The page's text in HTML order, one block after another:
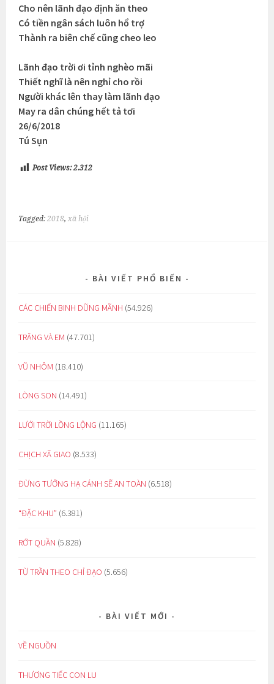
Cho nên lãnh đạo định ăn theo
Có tiền ngân sách luôn hổ trợ
Thành ra biên chế cũng cheo leo
Lãnh đạo trời ơi tỉnh nghèo mãi
Thiết nghĩ là nên nghỉ cho rồi
Người khác lên thay làm lãnh đạo
May ra dân chúng hết tả tơi
26/6/2018
Tú Sụn
Post Views: 2.312
Tagged:2018, xã hội
BÀI VIẾT PHỔ BIẾN
CÁC CHIẾN BINH DŨNG MÃNH (54.926)
TRĂNG VÀ EM (47.701)
VŨ NHÔM (18.410)
LÒNG SON (14.491)
LƯỚI TRỜI LỒNG LỘNG (11.165)
CHỊCH XÃ GIAO (8.533)
ĐỪNG TƯỞNG HẠ CÁNH SẼ AN TOÀN (6.518)
“ĐẶC KHU” (6.381)
RỚT QUẦN (5.828)
TỪ TRẦN THEO CHỈ ĐẠO (5.656)
BÀI VIẾT MỚI
VỀ NGUỒN
THƯƠNG TIẾC CON LU